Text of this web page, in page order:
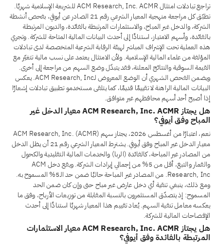
تراجع تبادلات امتثال ACM Research, Inc. ACMR للشريعة الإسلامية شهريًا.
تطبّق كل مراجعة منهجية المعيار الشرعي رقم 21 الصادر عن أيوفي، بفحص أنشطة
الشركة، والدخل غير المباح، والاستثمارات المرتبطة بالفائدة، والديون المرتبطة
بالفائدة، وأسهم الامتياز، استنادًا إلى أحدث البيانات المالية المتاحة للشركة. وتجري
هذه العملية تحت الإشراف المباشر لهيئة الرقابة الشرعية المتخصصة لدى تبادلات
المؤلفة من علماء المالية الإسلامية. ولأن الامتثال يعتمد على نسب مالية تتغيّر مع
القيمة السوقية والنتائج المعلنة، فقد يتبدّل وضع السهم من مراجعة إلى أخرى.
ويضمن الفحص الشهري أن الوضع المعروض لـACM Research, Inc. يعكس
البيانات المالية الراهنة لا تقييمًا قديمًا، كما يتلقى مستخدمو تطبيق تبادلات إشعارًا
إذا أصبح أحد أسهم محافظهم غير متوافق.
هل يجتاز ACM Research, Inc. ACMR معيار الدخل غير
المباح وفق أيوفي؟
نعم، اعتبارًا من أغسطس 2026، يجتاز سهم ACM Research, Inc. (ACMR)
معيار الدخل غير المباح وفق أيوفي. يشترط المعيار الشرعي رقم 21 أن يظل الدخل
من المصادر غير المباحة، كالفائدة (الربا) والخدمات المالية التقليدية والكحول
والقمار والتبغ، أقل من 5% من إجمالي إيرادات الشركة. ويقع دخل ACM
Research, Inc. من المصادر غير المباحة حاليًا ضمن حد الـ5% المسموح به.
ومع ذلك، ينبغي تنقية أي دخل عارض غير مباح حتى وإن كان ضمن الحد
المسموح: إذ يتصدّق المستثمرون بالنسبة المقابلة من توزيعات الأرباح، وفق ما
يعكسه معامل تنقية السهم. يُعاد تقييم هذا المعيار شهريًا استنادًا إلى أحدث
الإفصاحات المالية للشركة.
هل يجتاز ACM Research, Inc. ACMR معيار الاستثمارات
المرتبطة بالفائدة وفق أيوفي؟